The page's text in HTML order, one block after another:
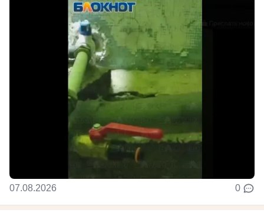
07.08.2026 0